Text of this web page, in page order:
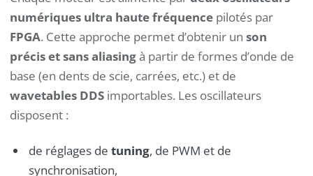
numériques ultra haute fréquence pilotés par
FPGA. Cette approche permet d’obtenir un son
précis et sans aliasingà partir de formes d’onde de
base (en dents de scie, carrées, etc.) et de
wavetables DDS importables. Les oscillateurs
disposent :
de réglages de tuning, de PWM et de
synchronisation,